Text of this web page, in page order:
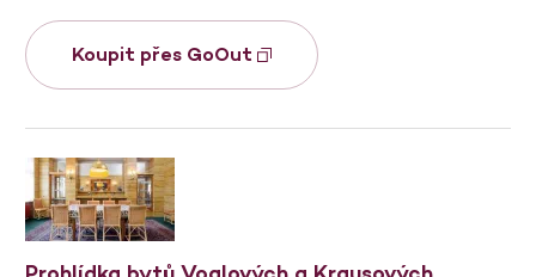
Koupit přes GoOut